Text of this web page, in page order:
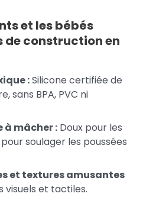
et les bébés
de construction en
:Silicone certifiée de
sans BPA, PVC ni
à mâcher : Doux pour les
soulager les poussées
et textures amusantes
visuels et tactiles.